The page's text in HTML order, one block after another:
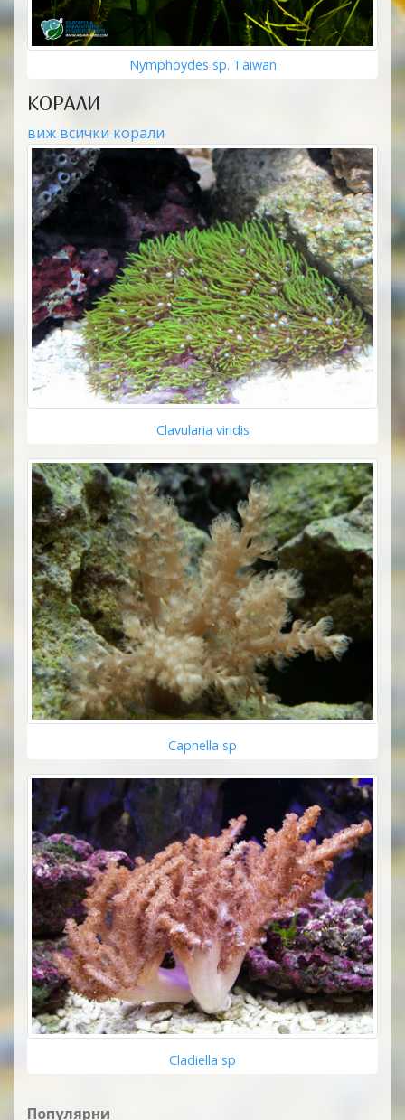
Nymphoydes sp. Taiwan
КОРАЛИ
виж всички корали
Clavularia viridis
Capnella sp
Cladiella sp
Популярни